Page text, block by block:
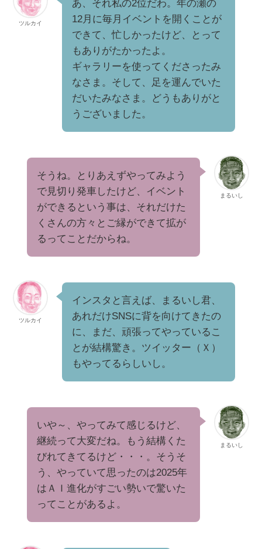
ツルカイ
あ、それ私の2位だわ。年の瀬の
12月に毎月イベントを開くことが
できて、忙しかったけど、とって
もありがたかったよ。
ギャラリーを使ってくださったみ
なさま。そして、足を運んでいた
だいたみなさま。どうもありがと
うございました。
まるいし
そうね。とりあえずやってみよう
で見切り発車したけど、イベント
ができるという事は、それだけた
くさんの方々とご縁ができて拡が
るってことだからね。
ツルカイ
インスタと言えば、まるいし君、
あれだけSNSに背を向けてきたの
に、まだ、頑張ってやっているこ
とが結構驚き。ツイッター（Ｘ）
もやってるらしいし。
まるいし
いや～、やってみて感じるけど、
継続って大変だね。もう結構くた
びれてきてるけど・・・。そうそ
う、やっていて思ったのは2025年
はＡＩ進化がすごい勢いで驚いた
ってことがあるよ。